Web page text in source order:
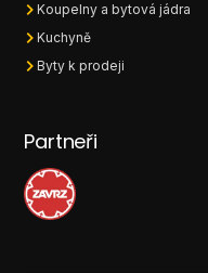
Koupelny a bytová jádra
Kuchyně
Byty k prodeji
Partneři